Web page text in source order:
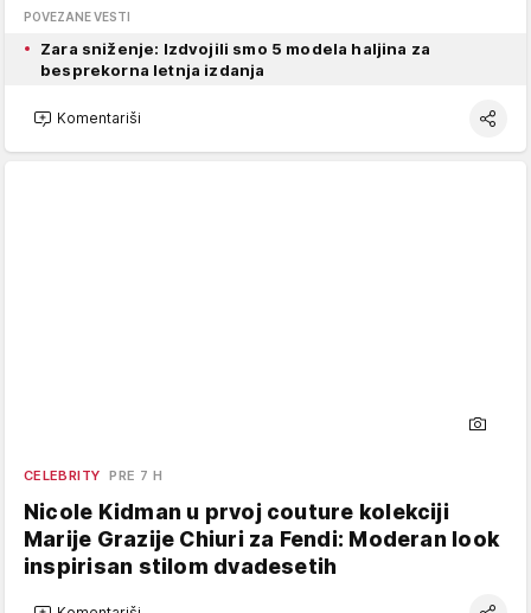
POVEZANE VESTI
Zara sniženje: Izdvojili smo 5 modela haljina za
besprekorna letnja izdanja
Komentariši
CELEBRITY PRE 7 H
Nicole Kidman u prvoj couture kolekciji
Marije Grazije Chiuri za Fendi: Moderan look
inspirisan stilom dvadesetih